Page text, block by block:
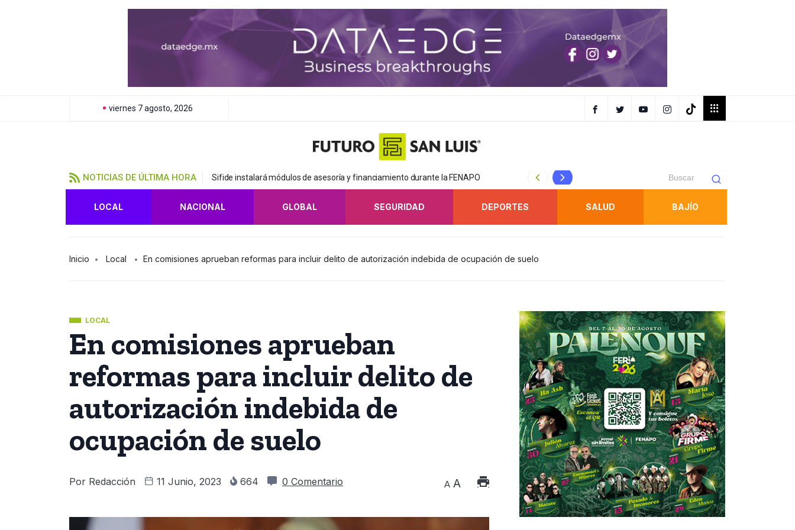
viernes 7 agosto, 2026
NOTICIAS DE ÚLTIMA HORA Sifide instalará módulos de asesoría y financiamiento durante la FENAPO Royal Star Circus tendrá funciones familiares y de terror
LOCAL NACIONAL GLOBAL SEGURIDAD DEPORTES SALUD BAJÍO
Inicio Local En comisiones aprueban reformas para incluir delito de autorización indebida de ocupación de suelo
LOCAL
En comisiones aprueban
reformas para incluir delito de
autorización indebida de
ocupación de suelo
Por Redacción 11 Junio, 2023 664 0 Comentario A A